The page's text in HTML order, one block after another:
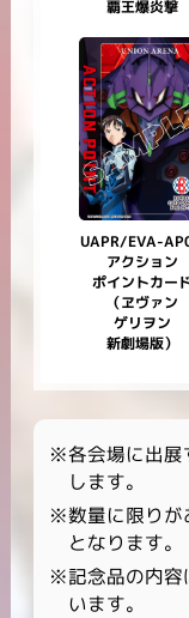
覇王爆炎撃
UAPR/EVA-
アクション
ポイントカー
（ヱヴァン
ゲリヲン
新劇場版）
※各会場に出展
します。
※数量に限りが
となります。
※記念品の内容
います。